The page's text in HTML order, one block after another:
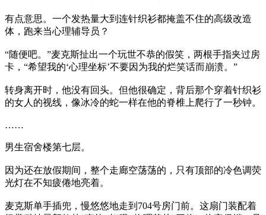
有点意思。一个发热量大到连针织衫都掩盖不住的高级改造
体，跑来当心理辅导员？
“随便吧。”麦克斯扯出一个玩世不恭的假笑，两根手指夹过房
卡，“希望我的‘心理坐标’不要因为我的烂笑话而崩溃。”
转身离开时，他没有回头。但他很确定，背后那个穿着针织衫
的女人的视线，像冰冷的蛇一样在他的脊椎上爬行了一秒钟。
……
男生宿舍楼第七层。
因为还在放假期间，整个走廊空荡荡的，只有顶部的冷色调荧
光灯在不知疲倦地亮着。
麦克斯单手插兜，慢悠悠地走到704号房门前。这扇门装配着